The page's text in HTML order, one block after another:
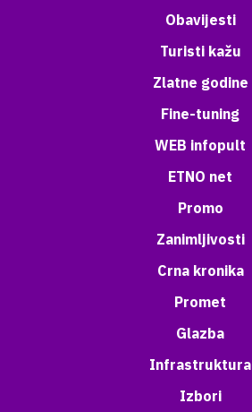
Obavijesti
Turisti kažu
Zlatne godine
Fine-tuning
WEB infopult
ETNO net
Promo
Zanimljivosti
Crna kronika
Promet
Glazba
Infrastruktura
Izbori